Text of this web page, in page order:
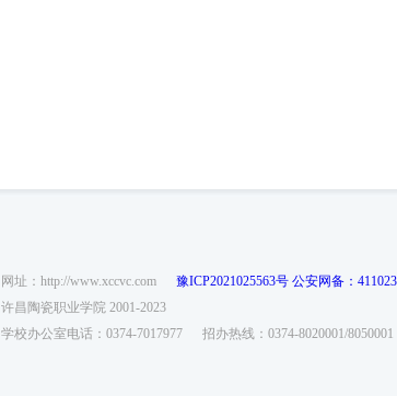
网址：http://www.xccvc.com 豫ICP2021025563号 公安网备：
许昌陶瓷职业学院 2001-2023
学校办公室电话：0374-7017977
招办热线：0374-8020001/8050001